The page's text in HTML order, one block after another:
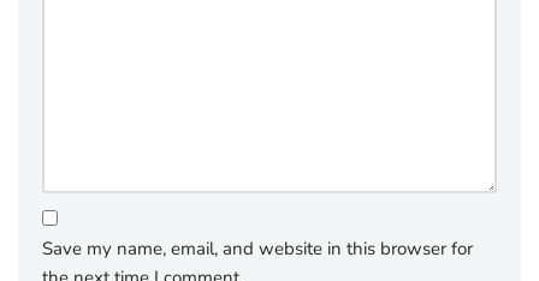
Save my name, email, and website in this browser for